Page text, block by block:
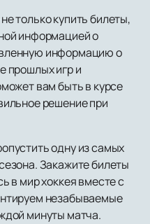
только купить билеты,
информацией о
информацию о
прошлых игр и
вам быть в курсе
решение при
одну из самых
Закажите билеты
в мир хоккея вместе с
незабываемые
минуты матча.